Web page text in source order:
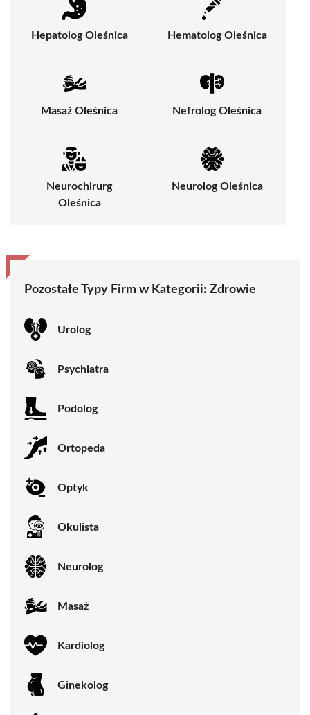
Hepatolog Oleśnica Hematolog Oleśnica
Masaż Oleśnica Nefrolog Oleśnica
Neurochirurg
Oleśnica
Neurolog Oleśnica
Pozostałe Typy Firm w Kategorii: Zdrowie
Urolog
Psychiatra
Podolog
Ortopeda
Optyk
Okulista
Neurolog
Masaż
Kardiolog
Ginekolog